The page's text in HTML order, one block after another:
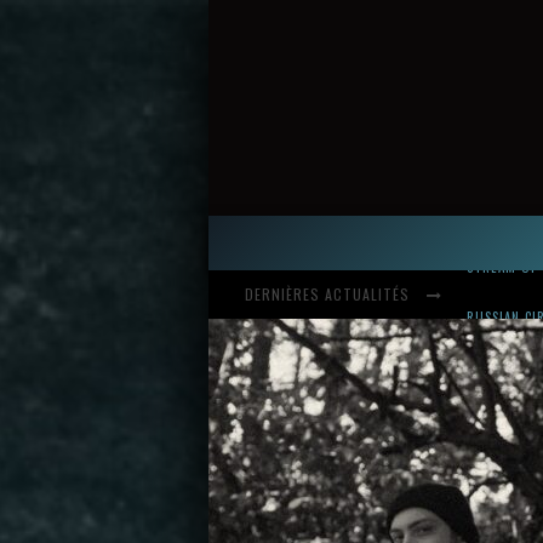
DERNIÈRES ACTUALITÉS
HARDCORE,
STREAM OF